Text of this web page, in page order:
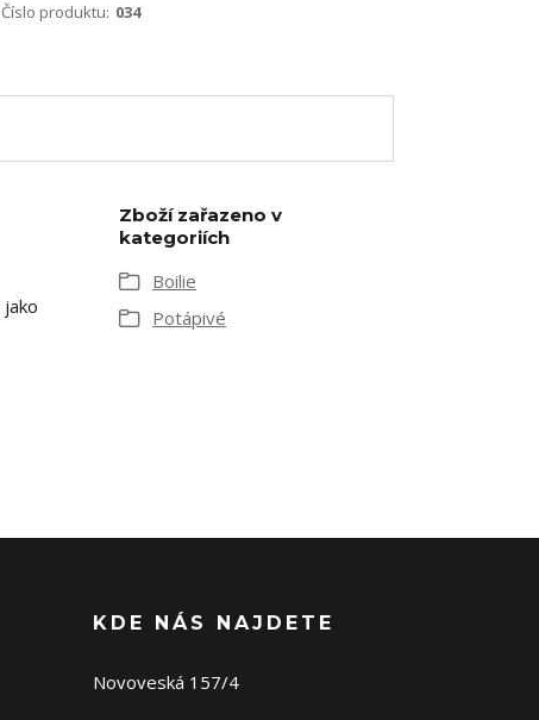
Číslo produktu: 034
Zboží zařazeno v
kategoriích
Boilie
Potápivé
KDE NÁS NAJDETE
Novoveská 157/4